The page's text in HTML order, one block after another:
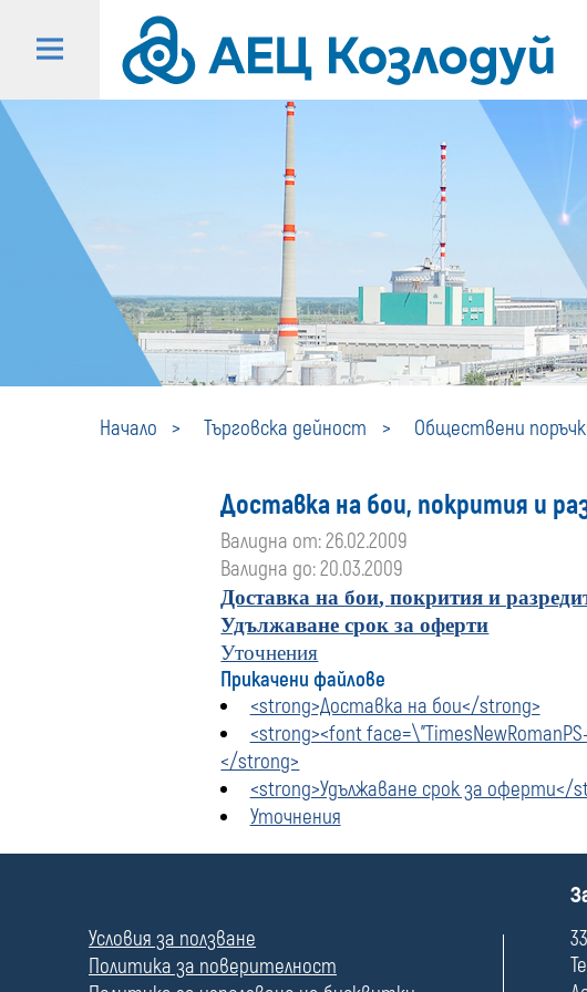
Начало Търговска дейност Обществени
Доставка на бои, покрития и
Валидна от: 26.02.2009
Валидна до: 20.03.2009
Доставка на бои,покрития и
Удължаване срок за оферти
Уточнения
Прикачени файлове
<strong>Доставка на бои</strong>
<strong><font
</strong>
<strong>Удължаване срок за оферти</
Уточнения
л
е
Условия за ползване
Политика за поверителност
П
л
е